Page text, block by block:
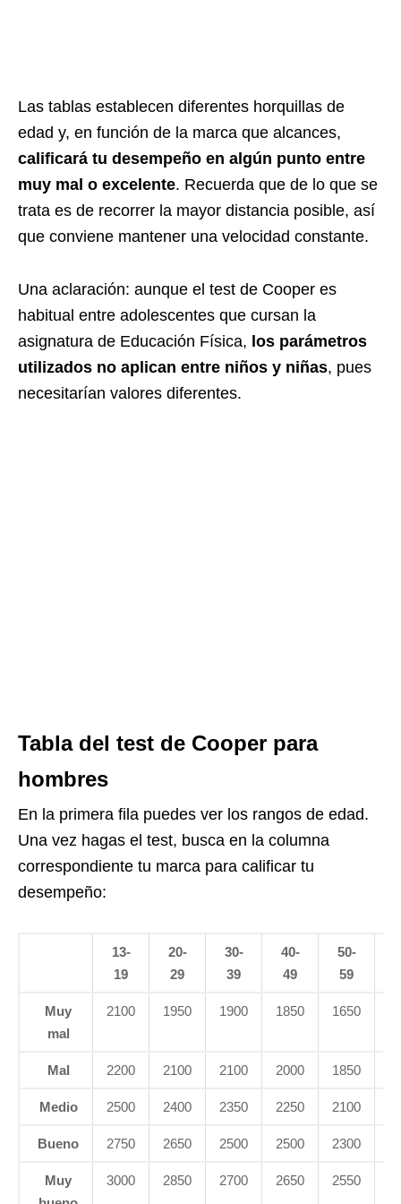
Las tablas establecen diferentes horquillas de
edad y, en función de la marca que alcances,
calificará tu desempeño en algún punto entre
muy mal o excelente. Recuerda que de lo que se
trata es de recorrer la mayor distancia posible, así
que conviene mantener una velocidad constante.
Una aclaración: aunque el test de Cooper es
habitual entre adolescentes que cursan la
asignatura de Educación Física, los parámetros
utilizados no aplican entre niños y niñas, pues
necesitarían valores diferentes.
Tabla del test de Cooper para
hombres
En la primera fila puedes ver los rangos de edad.
Una vez hagas el test, busca en la columna
correspondiente tu marca para calificar tu
desempeño:
13-
19
20-
29
30-
39
40-
49
50-
59
Muy
mal
2100 1950 1900 1850 1650
Mal 2200 2100 2100 2000 1850
Medio 2500 2400 2350 2250 2100
Bueno 2750 2650 2500 2500 2300
Muy
3000 2850 2700 2650 2550